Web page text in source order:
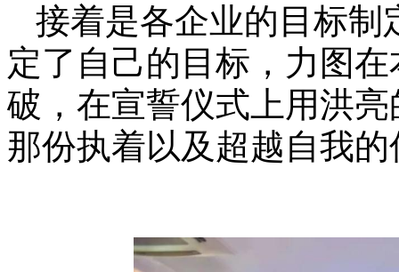
接着是各企业的目标制
定了自己的目标，力图
破，在宣誓仪式上用洪
那份执着以及超越自我的